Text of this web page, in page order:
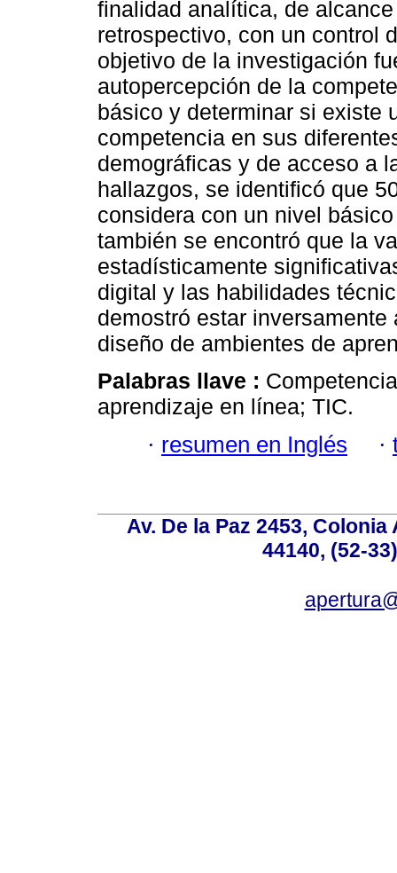
finalidad analítica, de
retrospectivo, con un control
objetivo de la investigación
autopercepción de la
básico y determinar si existe
competencia en sus
demográficas y de acceso a
hallazgos, se identificó que
considera con un nivel
también se encontró que la
estadísticamente
digital y las habilidades
demostró estar
diseño de ambientes de
Palabras llave :
aprendizaje en línea; TIC.
· resumen en Inglés ·
Av. De la Paz 2453,
44140, (52-